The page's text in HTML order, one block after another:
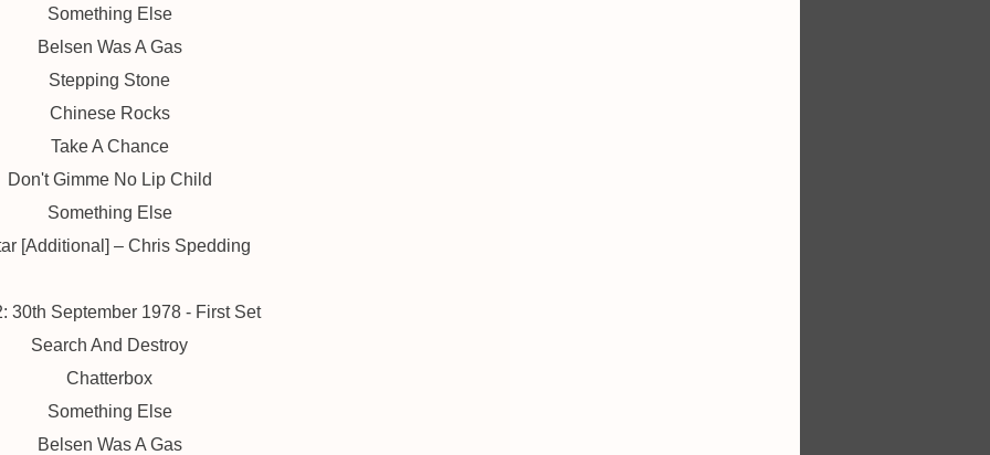
Something Else
Belsen Was A Gas
Stepping Stone
Chinese Rocks
Take A Chance
Don't Gimme No Lip Child
Something Else
[Additional] – Chris Spedding
30th September 1978 - First Set
Search And Destroy
Chatterbox
Something Else
Belsen Was A Gas